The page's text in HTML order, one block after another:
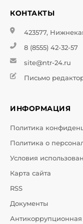
КОНТАКТЫ
423577,
8 (8555) 42-32-57
site@ntr-24.ru
Письмо
ИНФОРМАЦИЯ
Политика
Политика о
Условия
Карта сайта
RSS
Документы
Антикоррупционная